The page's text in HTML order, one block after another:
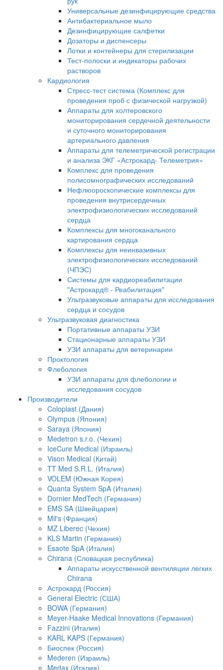
Универсальные дезинфицирующие средства
Антибактериальное мыло
Дезинфицирующие салфетки
Дозаторы и диспенсеры
Лотки и контейнеры для стерилизации
Тест-полоски и индикаторы рабочих
растворов
Кардиология
Стресс-тест система (Комплекс для
проведения проб с физической нагрузкой)
Аппараты для холтеровского
мониторирования сердечной деятельности
и суточного мониторирования
артериального давления
Аппараты для телеметрической регистрации
и анализа ЭКГ «Астрокард- Телеметрия»
Комплекс для проведения
полисомнографических исследований
Нефлюороскопические комплексы для
проведения внутрисердечных
электрофизиологических исследований
сердца
Комплексы для многоканального
картирования сердца
Комплексы для неинвазивных
электрофизиологических исследований
(ЧПЭС)
Системы для кардиореабилитации
"Астрокард® - Реабилитация"
Ультразвуковые аппараты для исследования
сердца и сосудов
Ультразвуковая диагностика
Портативные аппараты УЗИ
Стационарные аппараты УЗИ
УЗИ аппараты для ветеринарии
Проктология
Флебология
УЗИ аппараты для флебологии и
исследования сосудов
Производители
Coloplast (Дания)
Olympus (Япония)
Saraya (Япония)
Medetron s.r.o. (Чехия)
IceCure Medical (Израиль)
Vison Medical (Китай)
TT Med S.R.L. (Италия)
VOLEM (Южная Корея)
Quanta System SpA (Италия)
Dornier MedTech (Германия)
EMS SA (Швейцария)
Mil's (Франция)
MZ Liberec (Чехия)
KLS Martin (Германия)
Esaote SpA (Италия)
Chirana (Словацкая республика)
Аппараты искусственной вентиляции легких
Chirana
Астрокард (Россия)
General Electric (США)
BOWA (Германия)
Meyer-Haake Medical Innovations (Германия)
Fazzini (Италия)
KARL KAPS (Германия)
Биоспек (Россия)
Mederen (Израиль)
Medax (Италия)